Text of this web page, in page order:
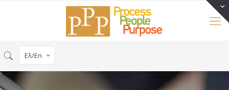
Ελ/En